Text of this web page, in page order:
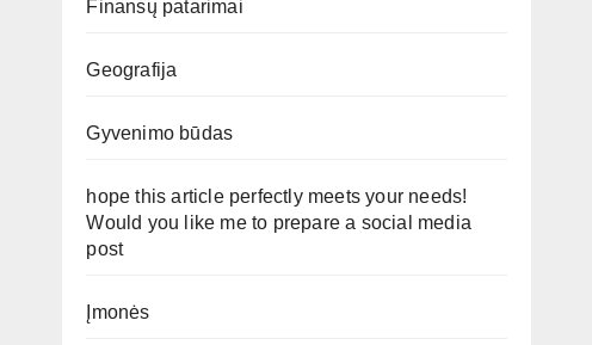
Finansų patarimai
Geografija
Gyvenimo būdas
hope this article perfectly meets your needs!
Would you like me to prepare a social media
post
Įmonės